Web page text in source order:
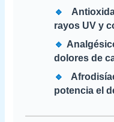
🔹
rayos UV y
🔹
dolores de
🔹
potencia el